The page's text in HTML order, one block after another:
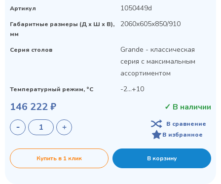
Артикул 1050449d
Габаритные размеры (Д х Ш х В),
мм
2060x605x850/910
Серия столов
Grande - классическая
серия с максимальным
ассортиментом
Температурный режим, °C -2...+10
146 222 ₽ ✓ В наличии
В сравнение
В избранное
Купить в 1 клик В корзину